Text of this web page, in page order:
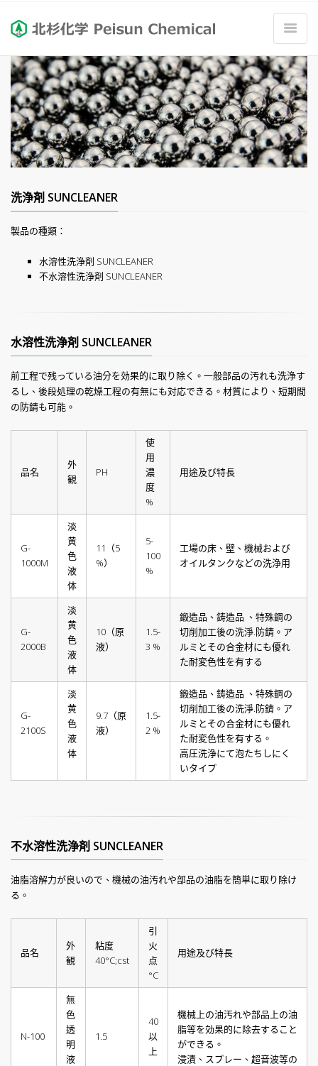
洗浄剤 SUNCLEANER
製品の種類：
水溶性洗浄剤 SUNCLEANER
不水溶性洗浄剤 SUNCLEANER
水溶性洗浄剤 SUNCLEANER
前工程で残っている油分を効果的に取り除く。一般部品の汚れも洗浄す
るし、後段処理の乾燥工程の有無にも対応できる。材質により、短期間
の防錆も可能。
品名
外
観
PH
使
用
濃
度
%
用途及び特長
G-
1000M
淡
黄
色
液
体
11（5
%）
5-
100
%
工場の床、壁、機械および
オイルタンクなどの洗浄用
G-
2000B
淡
黄
色
液
体
10（原
液）
1.5-
3 %
鍛造品、鋳造品 、特殊鋼の
切削加工後の洗淨.防錆。ア
ルミとその合金材にも優れ
た耐変色性を有する
G-
2100S
淡
黄
色
液
体
9.7（原
液）
1.5-
2 %
鍛造品、鋳造品 、特殊鋼の
切削加工後の洗淨.防錆。ア
ルミとその合金材にも優れ
た耐変色性を有する。
高圧洗浄にて泡たちしにく
いタイプ
不水溶性洗浄剤 SUNCLEANER
油脂溶解力が良いので、機械の油汚れや部品の油脂を簡単に取り除け
る。
品名
外
観
粘度
40°C;cst
引
火
点
°C
用途及び特長
N-100
無
色
透
明
液
1.5
40
以
上
機械上の油汚れや部品上の油
脂等を効果的に除去すること
ができる。
浸漬、スプレー、超音波等の